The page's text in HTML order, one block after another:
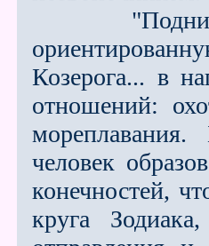
Козерога... в
отношений:
человек
конечностей,
круга